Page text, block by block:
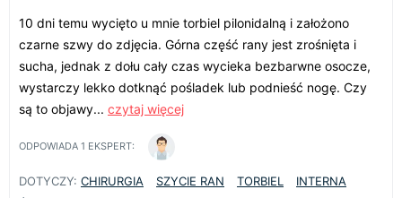
10 dni temu wycięto u mnie torbiel pilonidalną i założono
czarne szwy do zdjęcia. Górna część rany jest zrośnięta i
sucha, jednak z dołu cały czas wycieka bezbarwne osocze,
wystarczy lekko dotknąć pośladek lub podnieść nogę. Czy
są to objawy... czytaj więcej
ODPOWIADA 1 EKSPERT:
DOTYCZY: CHIRURGIA SZYCIE RAN TORBIEL
INTERNA